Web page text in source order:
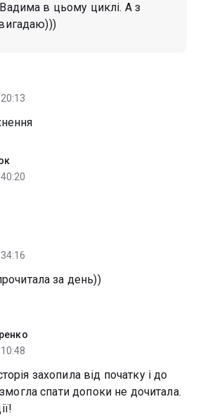
в цьому циклі. А з
за день))
захопила від початку і до
спати допоки не дочитала.